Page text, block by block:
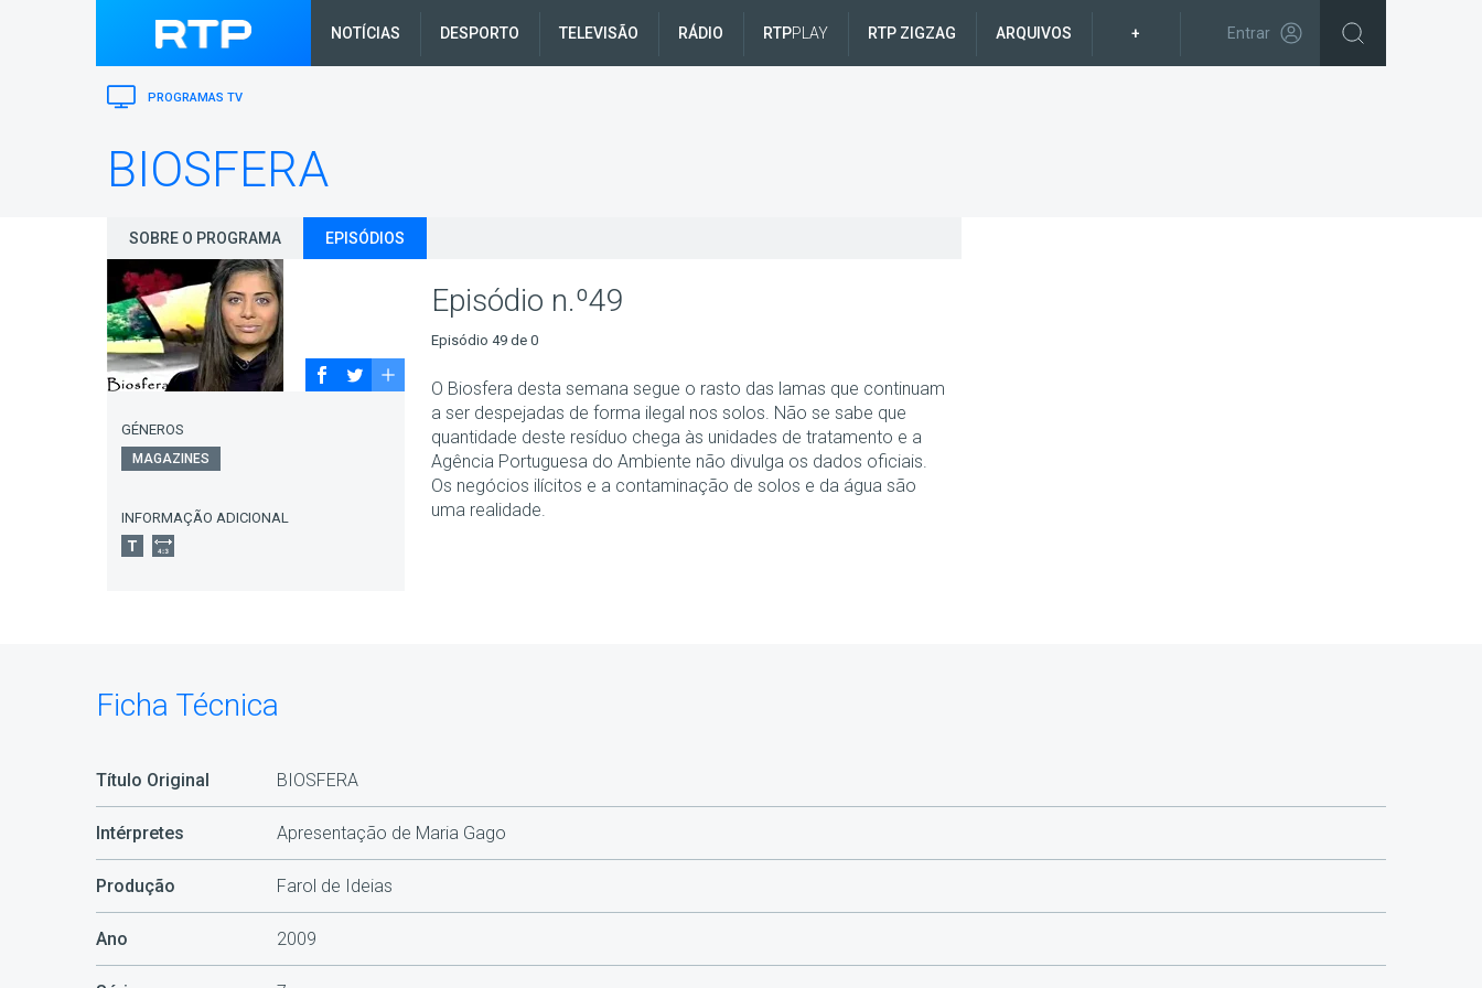
NOTÍCIAS DESPORTO TELEVISÃO RÁDIO RTPPLAY RTP ZIGZAG ARQUIVOS + Entrar
PROGRAMAS TV
BIOSFERA
SOBRE O PROGRAMA EPISÓDIOS
GÉNEROS
MAGAZINES
INFORMAÇÃO ADICIONAL
Episódio n.º49
Episódio 49 de 0
O Biosfera desta semana segue o rasto das lamas que continuam
a ser despejadas de forma ilegal nos solos. Não se sabe que
quantidade deste resíduo chega às unidades de tratamento e a
Agência Portuguesa do Ambiente não divulga os dados oficiais.
Os negócios ilícitos e a contaminação de solos e da água são
uma realidade.
Ficha Técnica
Título Original BIOSFERA
Intérpretes Apresentação de Maria Gago
Produção Farol de Ideias
Ano 2009